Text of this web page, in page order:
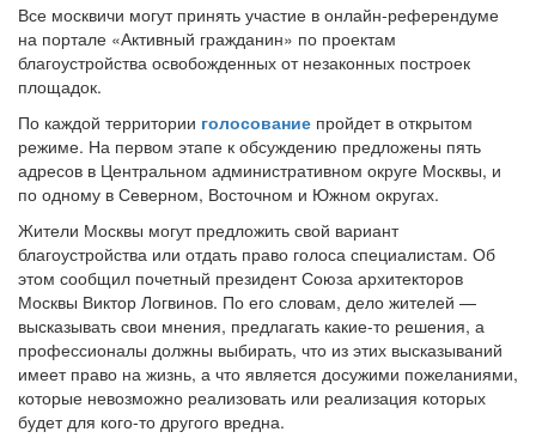
Все москвичи могут принять участие в онлайн-референдуме
на портале «Активный гражданин» по проектам
благоустройства освобожденных от незаконных построек
площадок.
По каждой территории голосование пройдет в открытом
режиме. На первом этапе к обсуждению предложены пять
адресов в Центральном административном округе Москвы, и
по одному в Северном, Восточном и Южном округах.
Жители Москвы могут предложить свой вариант
благоустройства или отдать право голоса специалистам. Об
этом сообщил почетный президент Союза архитекторов
Москвы Виктор Логвинов. По его словам, дело жителей —
высказывать свои мнения, предлагать какие-то решения, а
профессионалы должны выбирать, что из этих высказываний
имеет право на жизнь, а что является досужими пожеланиями,
которые невозможно реализовать или реализация которых
будет для кого-то другого вредна.